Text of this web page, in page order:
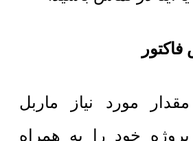
مورد نیاز ماربل
خود را به همراه